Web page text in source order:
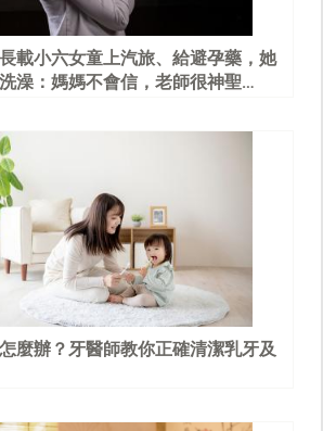
載小六女童上汽旅、給避孕藥，她
澡：媽媽不會信，老師很神聖…
麼辦？牙醫師教你正確清潔乳牙及